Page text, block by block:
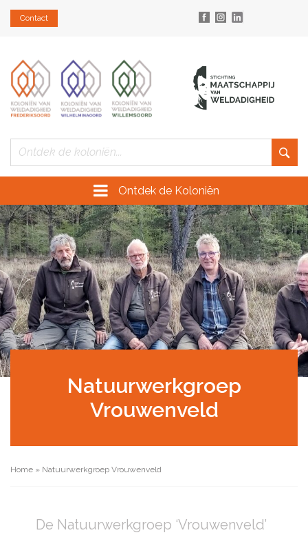
Contact
Ontdek de Koloniën
Natuurwerkgroep
Vrouwenveld
Home » Natuurwerkgroep Vrouwenveld
De Natuurwerkgroep ‘Vrouwenveld’